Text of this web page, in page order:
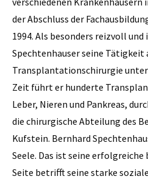
der Abschluss der
1994. Als besonders reizvoll
Spechtenhauser seine
Transplantationschirurgie
Zeit führt er hunderte
Leber, Nieren und Pankreas,
die chirurgische Abteilung des
Kufstein. Bernhard
Seele. Das ist seine erfolgreiche
Seite betrifft seine starke